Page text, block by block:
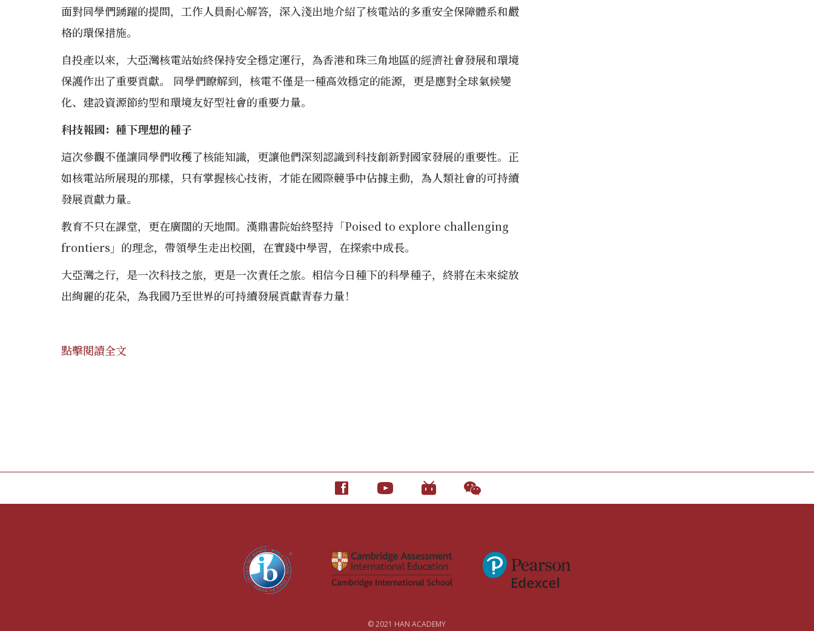
面對同學們踴躍的提問，工作人員耐心解答，深入淺出地介紹了核電站的多重安全保障體系和嚴
格的環保措施。
自投產以來，大亞灣核電站始終保持安全穩定運行，為香港和珠三角地區的經濟社會發展和環境
保護作出了重要貢獻。 同學們瞭解到，核電不僅是一種高效穩定的能源，更是應對全球氣候變
化、建設資源節約型和環境友好型社會的重要力量。
科技報國：種下理想的種子
這次參觀不僅讓同學們收穫了核能知識，更讓他們深刻認識到科技創新對國家發展的重要性。正
如核電站所展現的那樣，只有掌握核心技術，才能在國際競爭中佔據主動，為人類社會的可持續
發展貢獻力量。
教育不只在課堂，更在廣闊的天地間。漢鼎書院始終堅持「Poised to explore challenging
frontiers」的理念，帶領學生走出校園，在實踐中學習，在探索中成長。
大亞灣之行，是一次科技之旅，更是一次責任之旅。相信今日種下的科學種子，終將在未來綻放
出絢麗的花朵，為我國乃至世界的可持續發展貢獻青春力量！
點擊閱讀全文
© 2021 HAN ACADEMY